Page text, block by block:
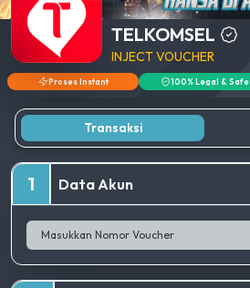
TELKOMSEL
INJECT VOUCHER
Proses Instant 100% Legal & Safe
Transaksi
1 Data Akun